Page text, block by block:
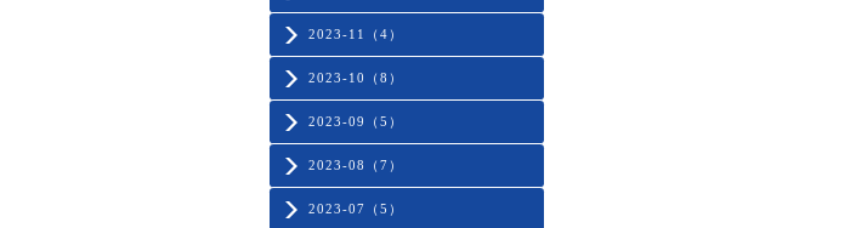
2023-11（4）
2023-10（8）
2023-09（5）
2023-08（7）
2023-07（5）